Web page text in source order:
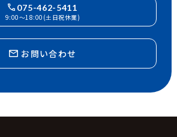
075-462-5411
9:00〜18:00(土日祝休業)
お問い合わせ